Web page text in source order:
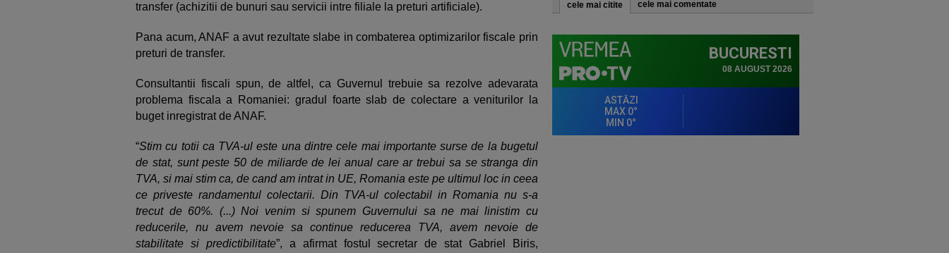
transfer (achizitii de bunuri sau servicii intre filiale la preturi artificiale).
Pana acum, ANAF a avut rezultate slabe in combaterea optimizarilor fiscale prin
preturi de transfer.
Consultantii fiscali spun, de altfel, ca Guvernul trebuie sa rezolve adevarata
problema fiscala a Romaniei: gradul foarte slab de colectare a veniturilor la
buget inregistrat de ANAF.
“Stim cu totii ca TVA-ul este una dintre cele mai importante surse de la bugetul
de stat, sunt peste 50 de miliarde de lei anual care ar trebui sa se stranga din
TVA, si mai stim ca, de cand am intrat in UE, Romania este pe ultimul loc in ceea
ce priveste randamentul colectarii. Din TVA-ul colectabil in Romania nu s-a
trecut de 60%. (...) Noi venim si spunem Guvernului sa ne mai linistim cu
reducerile, nu avem nevoie sa continue reducerea TVA, avem nevoie de
stabilitate si predictibilitate”, a afirmat fostul secretar de stat Gabriel Biris,
cele mai citite cele mai comentate